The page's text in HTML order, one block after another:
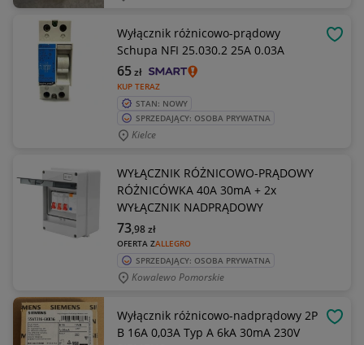
Wyłącznik różnicowo-prądowy
Schupa NFI 25.030.2 25A 0.03A
KUP TERAZ
65zł
STAN: NOWY
SPRZEDAJĄCY: OSOBA PRYWATNA
Kielce
WYŁĄCZNIK RÓŻNICOWO-PRĄDOWY
RÓŻNICÓWKA 40A 30mA + 2x
WYŁĄCZNIK NADPRĄDOWY
OFERTA ZALLEGRO
73,98zł
SPRZEDAJĄCY: OSOBA PRYWATNA
Kowalewo Pomorskie
Wyłącznik różnicowo-nadprądowy 2P
B 16A 0,03A Typ A 6kA 30mA 230V